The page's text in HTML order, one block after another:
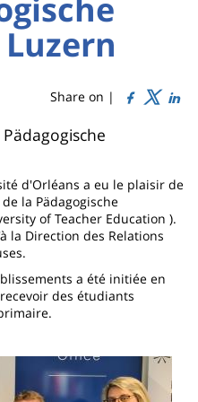
Share on |
d'Orléans a eu le plaisir de
la Pädagogische
of Teacher Education ).
la Direction des Relations
a été initiée en
des étudiants